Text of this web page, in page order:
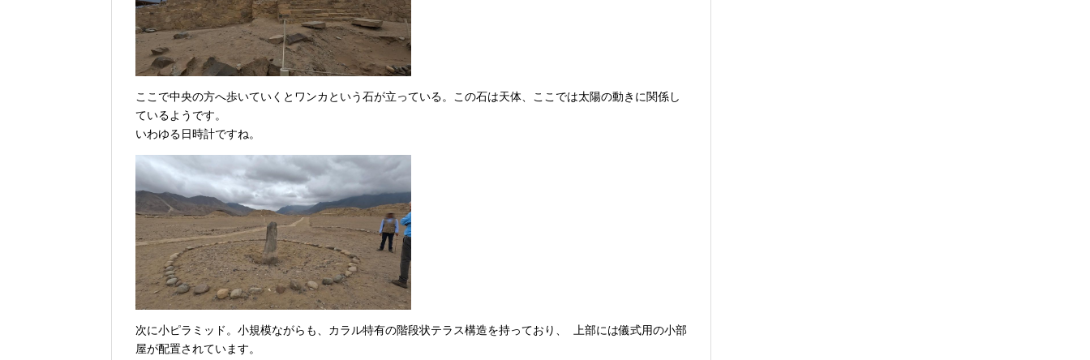
ここで中央の方へ歩いていくとワンカという石が立っている。この石は天体、ここでは太陽の動きに関係し
ているようです。
いわゆる日時計ですね。
次に小ピラミッド。小規模ながらも、カラル特有の階段状テラス構造を持っており、 上部には儀式用の小部
屋が配置されています。